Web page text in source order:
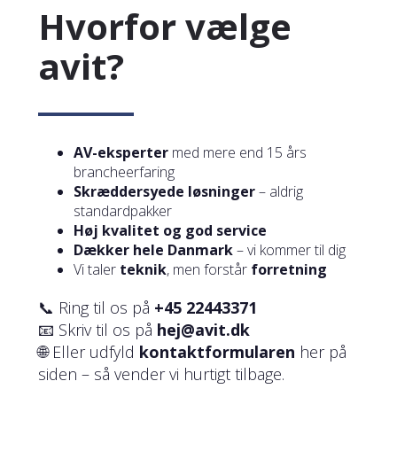
Hvorfor vælge
avit?
AV-ekspertermed mere end 15 års
brancheerfaring
Skræddersyede løsninger– aldrig
standardpakker
Høj kvalitet og god service
Dækker hele Danmark– vi kommer til dig
Vi taler teknik, men forstår forretning
📞 Ring til os på +45 22443371
📧 Skriv til os på hej@avit.dk
🌐 Eller udfyld kontaktformularen her på
siden – så vender vi hurtigt tilbage.